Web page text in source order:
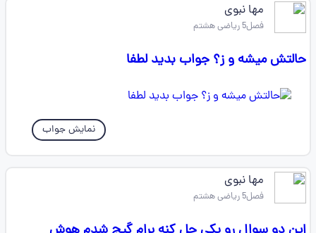
مها نبوی
فصل5 ریاضی هشتم
حالتش میشه و ز؟ جواب بدید لطفا
نمایش جواب
مها نبوی
فصل5 ریاضی هشتم